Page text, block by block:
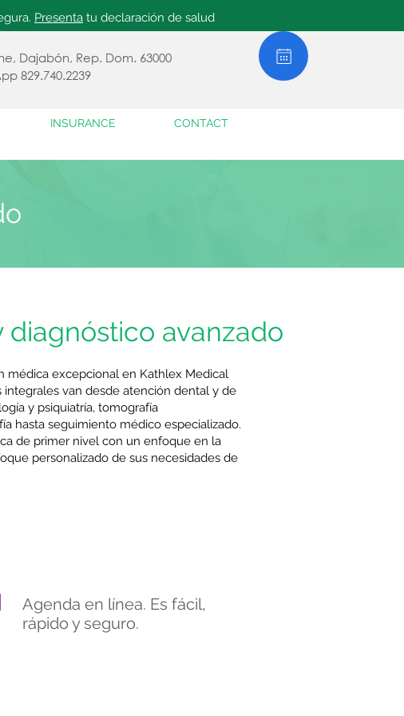
Presenta tu declaración de salud
Dajabón, Rep. Dom. 63000
829.740.2239
INSURANCE CONTACT
diagnóstico avanzado
médica excepcional en Kathlex Medical
integrales van desde atención dental y de
y psiquiatría, tomografía
hasta seguimiento médico especializado.
de primer nivel con un enfoque en la
personalizado de sus necesidades de
Agenda en línea. Es fácil,
rápido y seguro.